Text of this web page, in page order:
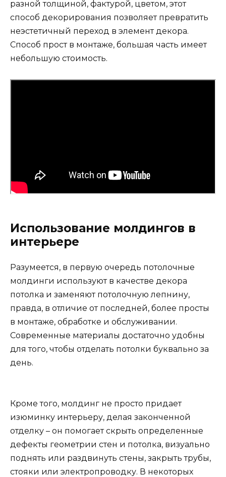
разной толщиной, фактурой, цветом, этот
способ декорирования позволяет превратить
неэстетичный переход в элемент декора.
Способ прост в монтаже, большая часть имеет
небольшую стоимость.
Использование молдингов в
интерьере
Разумеется, в первую очередь потолочные
молдинги используют в качестве декора
потолка и заменяют потолочную лепнину,
правда, в отличие от последней, более просты
в монтаже, обработке и обслуживании.
Современные материалы достаточно удобны
для того, чтобы отделать потолки буквально за
день.
Кроме того, молдинг не просто придает
изюминку интерьеру, делая законченной
отделку – он помогает скрыть определенные
дефекты геометрии стен и потолка, визуально
поднять или раздвинуть стены, закрыть трубы,
стояки или электропроводку. В некоторых